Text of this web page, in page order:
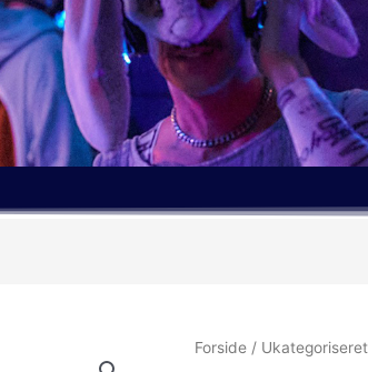
Forside / Ukategoriseret